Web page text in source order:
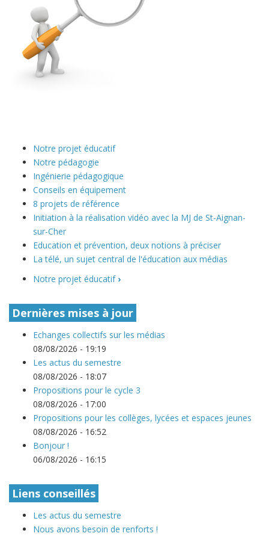
Notre projet éducatif
Notre pédagogie
Ingénierie pédagogique
Conseils en équipement
8 projets de référence
Initiation à la réalisation vidéo avec la MJ de St-Aignan-
sur-Cher
Education et prévention, deux notions à préciser
La télé, un sujet central de l'éducation aux médias
Notre projet éducatif ›
Dernières mises à jour
Echanges collectifs sur les médias
08/08/2026 - 19:19
Les actus du semestre
08/08/2026 - 18:07
Propositions pour le cycle 3
08/08/2026 - 17:00
Propositions pour les collèges, lycées et espaces jeunes
08/08/2026 - 16:52
Bonjour !
06/08/2026 - 16:15
Liens conseillés
Les actus du semestre
Nous avons besoin de renforts !